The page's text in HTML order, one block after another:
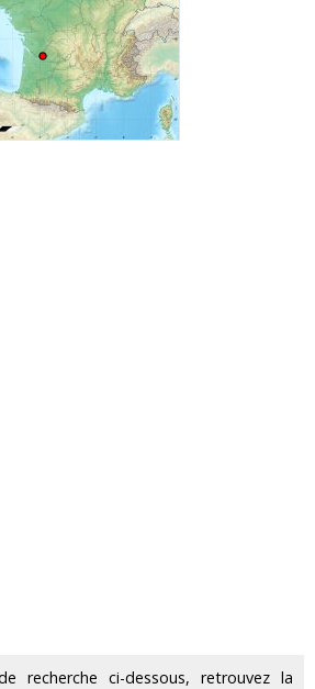
recherche ci-dessous, retrouvez la